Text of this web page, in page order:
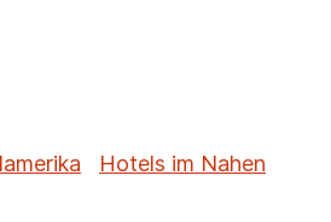
Hotels im Nahen